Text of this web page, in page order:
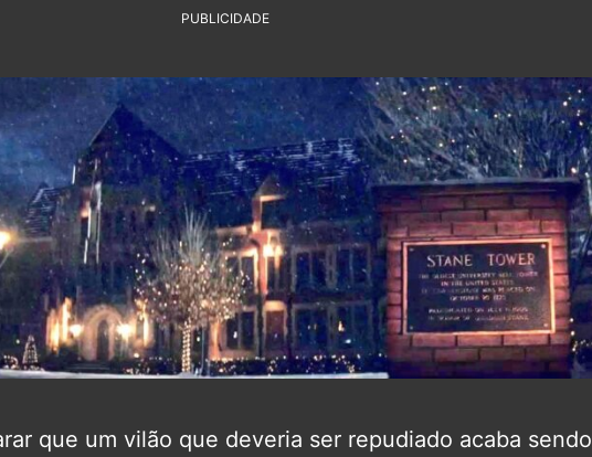
PUBLICIDADE
que um vilão que deveria ser repudiado acaba sendo